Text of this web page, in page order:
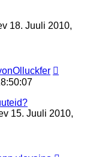
18. Juuli 2010,
15. Juuli 2010,